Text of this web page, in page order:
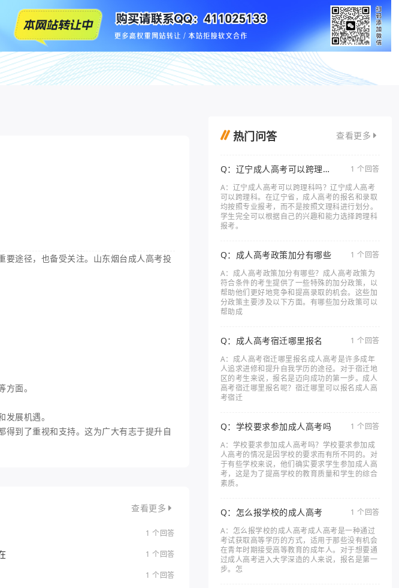
要途径，也备受关注。山东烟台成人高考投
面。
展机遇。
到了重视和支持。这为广大有志于提升自
查看更多
1 个回答
1 个回答
1 个回答
热门问答 查看更多
Q：辽宁成人高考可以跨理科
吗
1 个回答
A：辽宁成人高考可以跨理科吗？辽宁成人高考
可以跨理科。在辽宁省，成人高考的报名和录取
均按照专业报考，而不是按照文理科进行划分。
学生完全可以根据自己的兴趣和能力选择跨理科
报考。
Q：成人高考政策加分有哪些
1 个回答
A：成人高考政策加分有哪些？成人高考政策为
符合条件的考生提供了一些特殊的加分政策，以
帮助他们更好地竞争和提高录取的机会。这些加
分政策主要涉及以下方面。有哪些加分政策可以
帮助成
Q：成人高考宿迁哪里报名
1 个回答
A：成人高考宿迁哪里报名成人高考是许多成年
人追求进修和提升自我学历的途径。对于宿迁地
区的考生来说，报名是迈向成功的第一步。成人
高考宿迁哪里报名呢？宿迁哪里可以报名成人高
考宿迁
Q：学校要求参加成人高考吗
1 个回答
A：学校要求参加成人高考吗？学校要求参加成
人高考的情况是因学校的要求而有所不同的。对
于有些学校来说，他们确实要求学生参加成人高
考，这是为了提高学校的教育质量和学生的综合
素质。
Q：怎么报学校的成人高考
1 个回答
A：怎么报学校的成人高考成人高考是一种通过
考试获取高等学历的方式，适用于那些没有机会
在青年时期接受高等教育的成年人。对于想要通
过成人高考进入大学深造的人来说，报名是第一
步。怎